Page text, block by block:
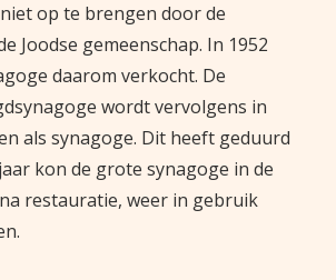
op te brengen door de
Joodse gemeenschap. In 1952
daarom verkocht. De
wordt vervolgens in
als synagoge. Dit heeft geduurd
kon de grote synagoge in de
restauratie, weer in gebruik